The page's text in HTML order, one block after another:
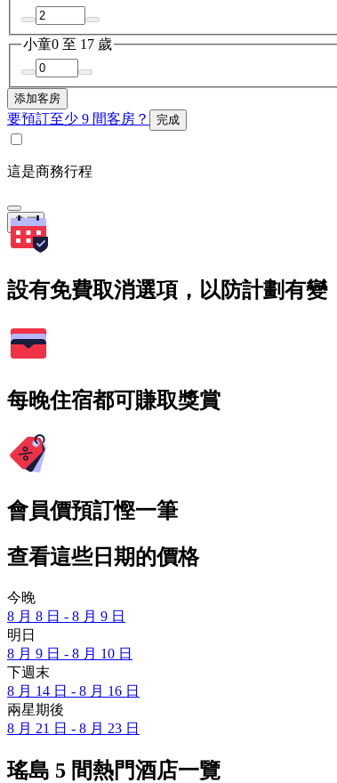
小童0 至 17 歲
添加客房
要預訂至少 9 間客房？ 完成
這是商務行程
搜尋
設有免費取消選項，以防計劃有變
每晚住宿都可賺取獎賞
會員價預訂慳一筆
查看這些日期的價格
今晚
8 月 8 日 - 8 月 9 日
明日
8 月 9 日 - 8 月 10 日
下週末
8 月 14 日 - 8 月 16 日
兩星期後
8 月 21 日 - 8 月 23 日
瑤島 5 間熱門酒店一覽